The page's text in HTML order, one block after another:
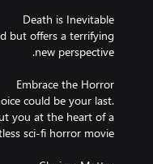
but offers a terrifying
could be your last.
you at the heart of a